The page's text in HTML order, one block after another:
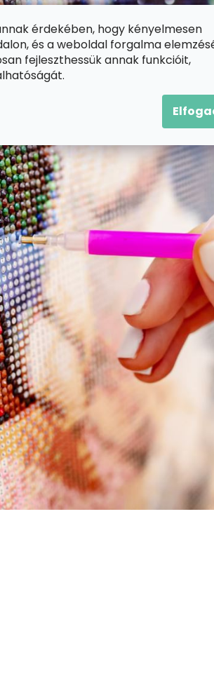
érdekében, hogy kényelmesen
és a weboldal forgalma
fejleszthessük annak funkcióit,